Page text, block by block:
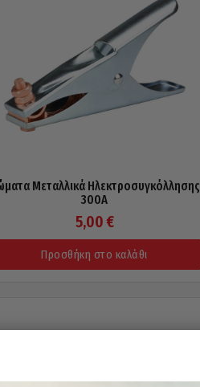
Μεταλλικά Ηλεκτροσυγκόλλησης
300A
5,00 €
Προσθήκη στο καλάθι